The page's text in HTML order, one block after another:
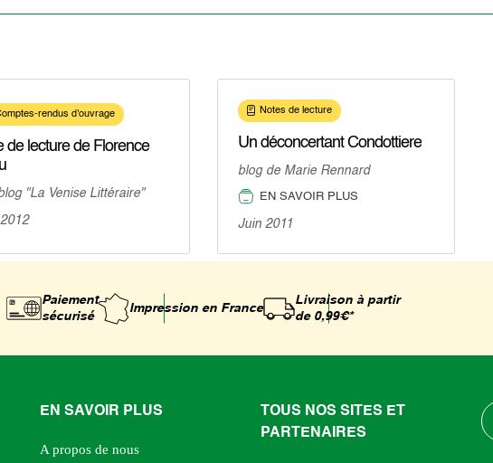
rendus d'ouvrage
de lecture de Florence
"La Venise Littéraire"
Notes de lecture
Un déconcertant Condottiere
blog de Marie Rennard
EN SAVOIR PLUS
Juin 2011
Paiement
sécurisé
Impression en France
Livraison à partir
de 0,99€*
EN SAVOIR PLUS
A propos de nous
TOUS NOS SITES ET
PARTENAIRES